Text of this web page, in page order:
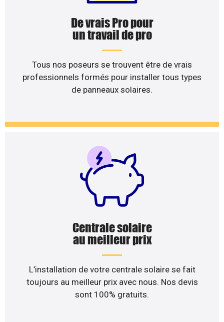
De vrais Pro pour
un travail de pro
Tous nos poseurs se trouvent être de vrais
professionnels formés pour installer tous types
de panneaux solaires.
Centrale solaire
au meilleur prix
L’installation de votre centrale solaire se fait
toujours au meilleur prix avec nous. Nos devis
sont 100% gratuits.